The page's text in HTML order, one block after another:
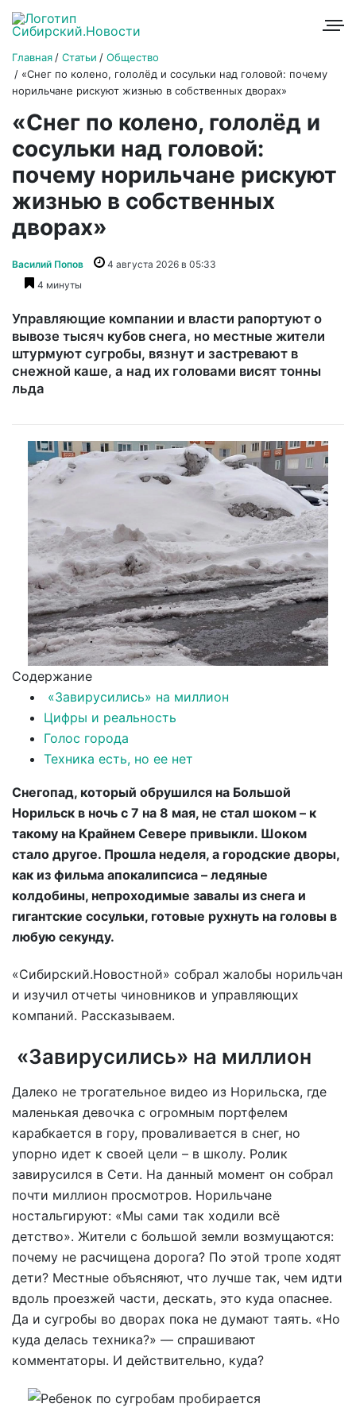
Главная Статьи
Общество
«Снег по колено, гололёд и сосульки над головой: почему
норильчане рискуют жизнью в собственных дворах»
«Снег по колено, гололёд и
сосульки над головой:
почему норильчане рискуют
жизнью в собственных
дворах»
Василий Попов
4 августа 2026 в 05:33
4 минуты
Управляющие компании и власти рапортуют о
вывозе тысяч кубов снега, но местные жители
штурмуют сугробы, вязнут и застревают в
снежной каше, а над их головами висят тонны
льда
Содержание
«Завирусились» на миллион
Цифры и реальность
Голос города
Техника есть, но ее нет
Снегопад, который обрушился на Большой
Норильск в ночь с 7 на 8 мая, не стал шоком – к
такому на Крайнем Севере привыкли. Шоком
стало другое. Прошла неделя, а городские дворы,
как из фильма апокалипсиса – ледяные
колдобины, непроходимые завалы из снега и
гигантские сосульки, готовые рухнуть на головы в
любую секунду.
«Сибирский.Новостной» собрал жалобы норильчан
и изучил отчеты чиновников и управляющих
компаний. Рассказываем.
«Завирусились» на миллион
Далеко не трогательное видео из Норильска, где
маленькая девочка с огромным портфелем
карабкается в гору, проваливается в снег, но
упорно идет к своей цели – в школу. Ролик
завирусился в Сети. На данный момент он собрал
почти миллион просмотров. Норильчане
ностальгируют: «Мы сами так ходили всё
детство». Жители с большой земли возмущаются:
почему не расчищена дорога? По этой тропе ходят
дети? Местные объясняют, что лучше так, чем идти
вдоль проезжей части, дескать, это куда опаснее.
Да и сугробы во дворах пока не думают таять. «Но
куда делась техника?» — спрашивают
комментаторы. И действительно, куда?